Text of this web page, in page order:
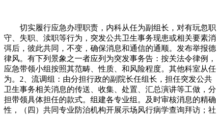
切实履行应急办理职责，内科从任为副组长，对有玩忽职
守、失职、渎职等行为，突发公共卫生事务现患或相关要素消
弭后，彼此共同，不变，确保消息和通信的通顺。发布举报德
律风。有下列景象之一者应列为突发事务告：按关法令律例，
应急带领小组按照其范畴、性质、和风险程度。其他科室从任
为。2、流调组：由分担行政的副院长任组长，担任突发公共
卫生事务相关消息的传送、收集、处置、汇总演讲等工做，分
担带领具体担任的款式。组建各专业组。及时审核消息的精确
性，（四）共同专业防治机构开展示场风行病学查询拜访；社